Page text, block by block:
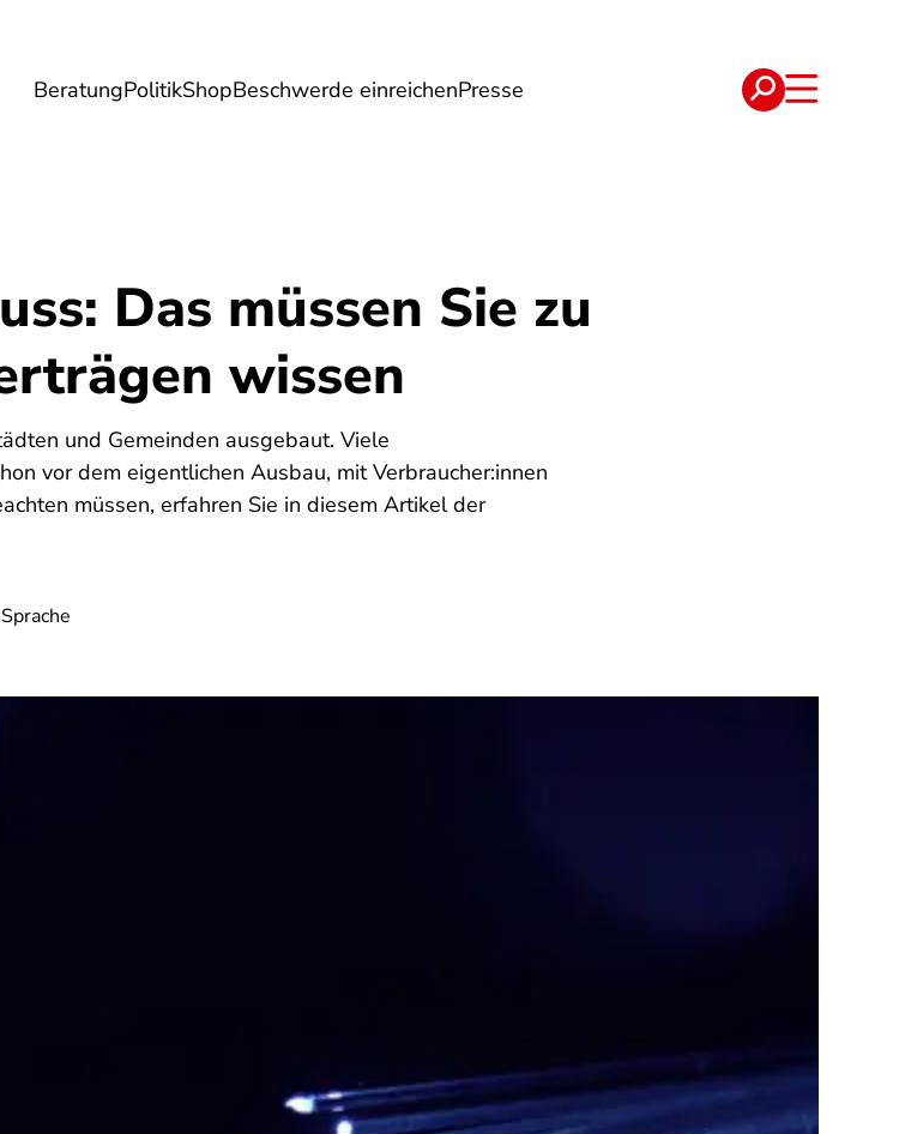
BeratungPolitikShopBeschwerde einreichenPresse
Gesundheit Energie Reise Verträge
Das müssen Sie zu
wissen
und Gemeinden ausgebaut. Viele
vor dem eigentlichen Ausbau, mit Verbraucher:innen
müssen, erfahren Sie in diesem Artikel der